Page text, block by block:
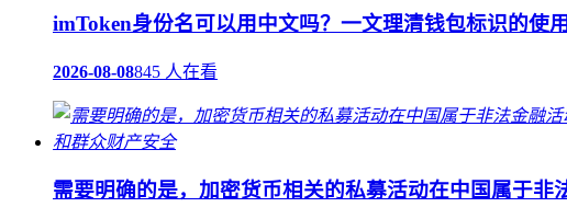
imToken身份名可以用中文吗？一文理清钱包标识的使
2026-08-08845 人在看
需要明确的是，加密货币相关的私募活动在中国属于